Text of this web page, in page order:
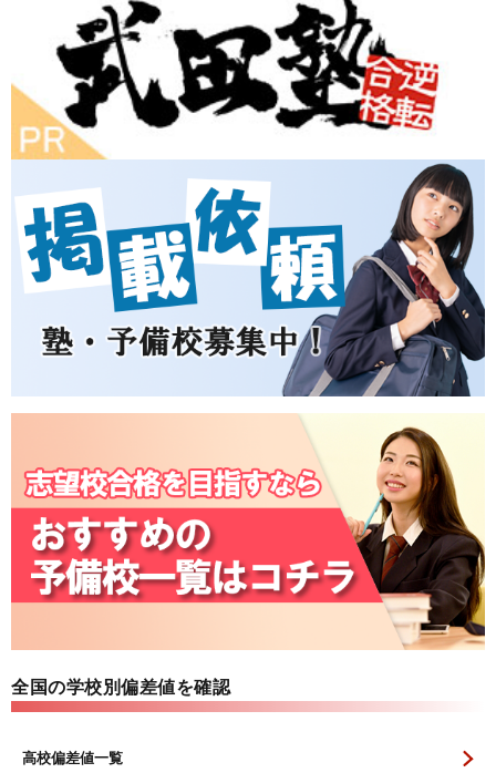
全国の学校別偏差値を確認
高校偏差値一覧